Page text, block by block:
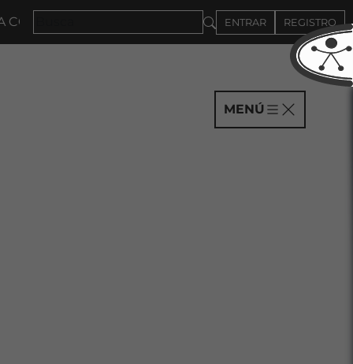
EL 4DE SEPTIEMBRE ENTRAR REGISTRO
MENÚ